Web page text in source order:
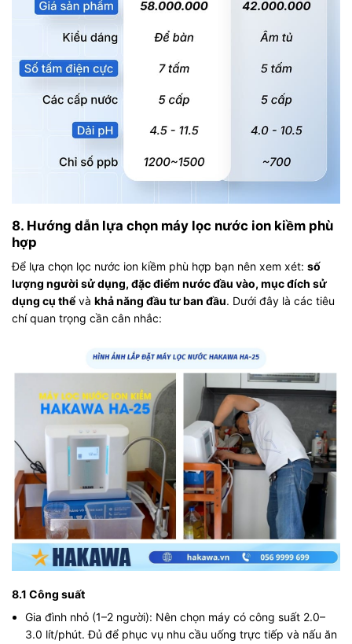
8. Hướng dẫn lựa chọn máy lọc nước ion kiềm phù
hợp
Để lựa chọn lọc nước ion kiềm phù hợp bạn nên xem xét: số
lượng người sử dụng, đặc điểm nước đầu vào, mục đích sử
dụng cụ thể và khả năng đầu tư ban đầu. Dưới đây là các tiêu
chí quan trọng cần cân nhắc:
8.1 Công suất
Gia đình nhỏ (1–2 người): Nên chọn máy có công suất 2.0–
3.0 lít/phút. Đủ để phục vụ nhu cầu uống trực tiếp và nấu ăn